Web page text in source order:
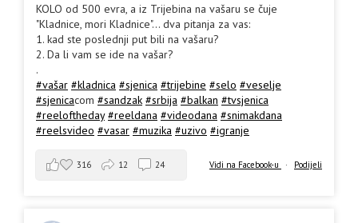
KOLO od 500 evra, a iz Trijebina na vašaru se čuje
"Kladnice, mori Kladnice"... dva pitanja za vas:
1. kad ste poslednji put bili na vašaru?
2. Da li vam se ide na vašar?
.
#vašar #kladnica #sjenica #trijebine #selo #veselje
#sjenicacom #sandzak #srbija #balkan #tvsjenica
#reeloftheday #reeldana #videodana #snimakdana
#reelsvideo #vasar #muzika #uzivo #igranje
Vidi na Facebook-u · Podijeli
316 12 24